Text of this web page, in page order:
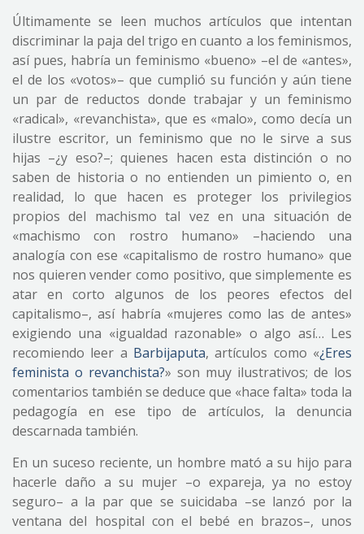
Últimamente se leen muchos artículos que intentan
discriminar la paja del trigo en cuanto a los feminismos,
así pues, habría un feminismo «bueno» –el de «antes»,
el de los «votos»– que cumplió su función y aún tiene
un par de reductos donde trabajar y un feminismo
«radical», «revanchista», que es «malo», como decía un
ilustre escritor, un feminismo que no le sirve a sus
hijas –¿y eso?–; quienes hacen esta distinción o no
saben de historia o no entienden un pimiento o, en
realidad, lo que hacen es proteger los privilegios
propios del machismo tal vez en una situación de
«machismo con rostro humano» –haciendo una
analogía con ese «capitalismo de rostro humano» que
nos quieren vender como positivo, que simplemente es
atar en corto algunos de los peores efectos del
capitalismo–, así habría «mujeres como las de antes»
exigiendo una «igualdad razonable» o algo así… Les
recomiendo leer a Barbijaputa, artículos como «¿Eres
feminista o revanchista?» son muy ilustrativos; de los
comentarios también se deduce que «hace falta» toda la
pedagogía en ese tipo de artículos, la denuncia
descarnada también.
En un suceso reciente, un hombre mató a su hijo para
hacerle daño a su mujer –o expareja, ya no estoy
seguro– a la par que se suicidaba –se lanzó por la
ventana del hospital con el bebé en brazos–, unos